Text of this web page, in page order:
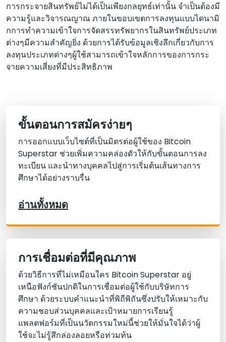
การกระจายสินทรัพย์ไม่ได้เป็นเพียงกลยุทธ์เท่านั้น จําเป็นต้องมี
ความรู้และวิจารณญาณ ภายในขอบเขตการลงทุนแบบไดนามิ
กการทําความเข้าใจการจัดสรรทรัพยากรในสินทรัพย์ประเภท
ต่างๆมีความสําคัญยิ่ง ด้วยการได้รับข้อมูลเชิงลึกเกี่ยวกับการ
ลงทุนประเภทต่างๆผู้ใช้สามารถเข้าใจหลักการของการกระ
จายความเสี่ยงที่มีประสิทธิภาพ
ขั้นตอนการสมัครง่ายๆ
การออกแบบเว็บไซต์ที่เป็นมิตรต่อผู้ใช้ของ Bitcoin
Superstar ช่วยเพิ่มความคล่องตัวให้กับขั้นตอนการลง
ทะเบียน และนําทางบุคคลไปสู่การเริ่มต้นเส้นทางการ
ศึกษาได้อย่างราบรื่น
อ่านทั้งหมด
การเชื่อมต่อที่มีคุณภาพ
ด้วยวิธีการที่ไม่เหมือนใคร Bitcoin Superstar อยู่
เหนือฟังก์ชันปกติในการเชื่อมต่อผู้ใช้กับบริษัทการ
ศึกษา ด้วยระบบคําแนะนําที่พิถีพิถันซึ่งปรับให้เหมาะกับ
ความชอบส่วนบุคคลและเป้าหมายการเรียนรู้
แพลตฟอร์มที่เป็นนวัตกรรมใหม่นี้ช่วยให้มั่นใจได้ว่าผู้
ใช้จะไม่รู้สึกล่องลอยหรือท่วมท้น